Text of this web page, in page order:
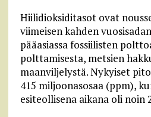
Hiilidioksiditasot ovat
viimeisen kahden
pääasiassa fossiilisten
polttamisesta, metsien
maanviljelystä. Nykyiset
415 miljoonasosaa (ppm),
esiteollisena aikana oli noin